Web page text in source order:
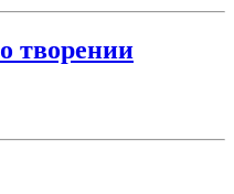
творении